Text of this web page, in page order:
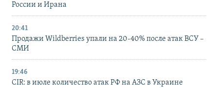
России и Ирана
20:41
Продажи Wildberries упали на 20-40% после атак ВСУ –
СМИ
19:46
CIR: в июле количество атак РФ на АЗС в Украине